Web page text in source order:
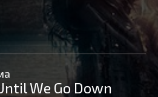
We Go Down